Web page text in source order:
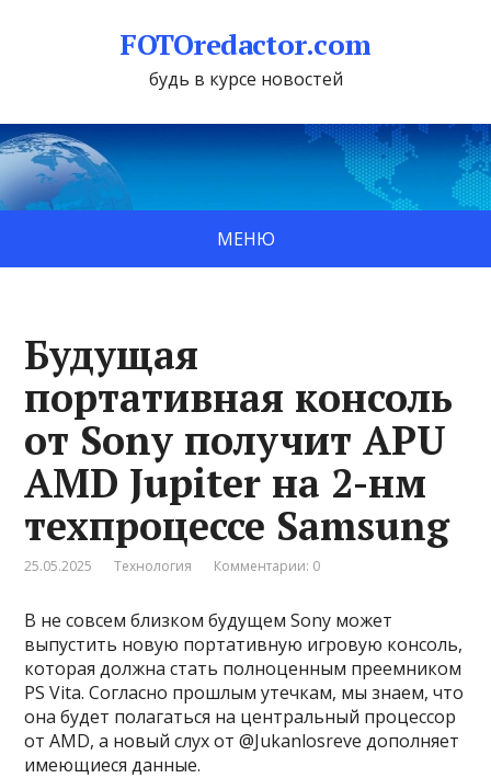
FOTOredactor.com
будь в курсе новостей
МЕНЮ
Будущая
портативная консоль
от Sony получит APU
AMD Jupiter на 2-нм
техпроцессе Samsung
25.05.2025 Технология Комментарии: 0
В не совсем близком будущем Sony может
выпустить новую портативную игровую консоль,
которая должна стать полноценным преемником
PS Vita. Согласно прошлым утечкам, мы знаем, что
она будет полагаться на центральный процессор
от AMD, а новый слух от @Jukanlosreve дополняет
имеющиеся данные.